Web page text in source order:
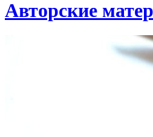
Авторские